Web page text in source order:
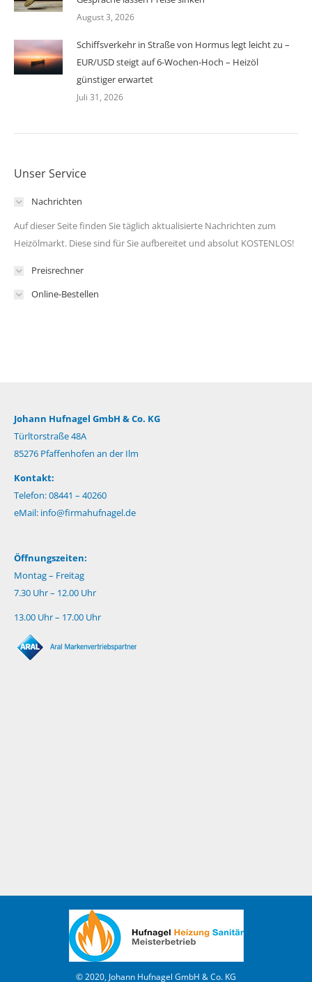
August 3, 2026
Schiffsverkehr in Straße von Hormus legt leicht zu –
EUR/USD steigt auf 6-Wochen-Hoch – Heizöl
günstiger erwartet
Juli 31, 2026
Unser Service
Nachrichten
Auf dieser Seite finden Sie täglich aktualisierte Nachrichten zum
Heizölmarkt. Diese sind für Sie aufbereitet und absolut KOSTENLOS!
Preisrechner
Online-Bestellen
Johann Hufnagel GmbH & Co. KG
Türltorstraße 48A
85276 Pfaffenhofen an der Ilm
Kontakt:
Telefon: 08441 – 40260
eMail: info@firmahufnagel.de
Öffnungszeiten:
Montag – Freitag
7.30 Uhr – 12.00 Uhr
13.00 Uhr – 17.00 Uhr
© 2020, Johann Hufnagel GmbH & Co. KG